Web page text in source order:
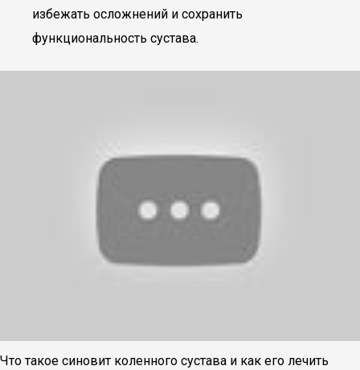
избежать осложнений и сохранить
функциональность сустава.
Что такое синовит коленного сустава и как его лечить